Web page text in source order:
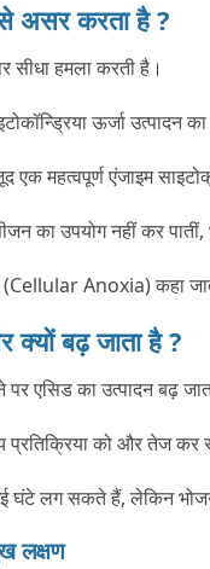
असर करता है ?
सीधा हमला करती है।
ऊर्जा उत्पादन
एक महत्वपूर्ण एंजाइम
का उपयोग नहीं कर
(Cellular Anoxia) कहा
बढ़ जाता है ?
एसिड का उत्पादन बढ़
प्रतिक्रिया को और तेज
घंटे लग सकते हैं, लेकिन
लक्षण